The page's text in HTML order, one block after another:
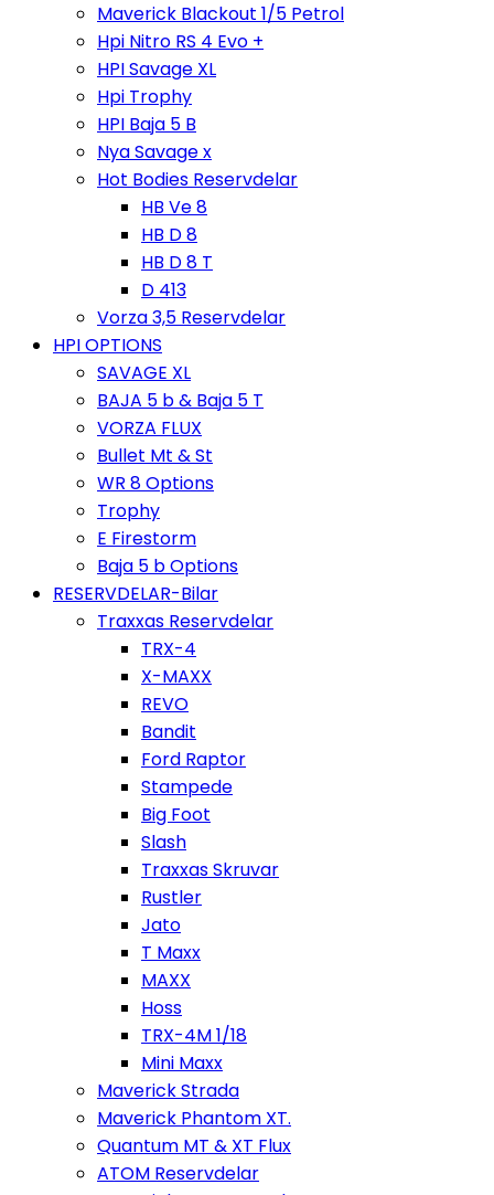
Maverick Blackout 1/5 Petrol
Hpi Nitro RS 4 Evo +
HPI Savage XL
Hpi Trophy
HPI Baja 5 B
Nya Savage x
Hot Bodies Reservdelar
HB Ve 8
HB D 8
HB D 8 T
D 413
Vorza 3,5 Reservdelar
HPI OPTIONS
SAVAGE XL
BAJA 5 b & Baja 5 T
VORZA FLUX
Bullet Mt & St
WR 8 Options
Trophy
E Firestorm
Baja 5 b Options
RESERVDELAR-Bilar
Traxxas Reservdelar
TRX-4
X-MAXX
REVO
Bandit
Ford Raptor
Stampede
Big Foot
Slash
Traxxas Skruvar
Rustler
Jato
T Maxx
MAXX
Hoss
TRX-4M 1/18
Mini Maxx
Maverick Strada
Maverick Phantom XT.
Quantum MT & XT Flux
ATOM Reservdelar